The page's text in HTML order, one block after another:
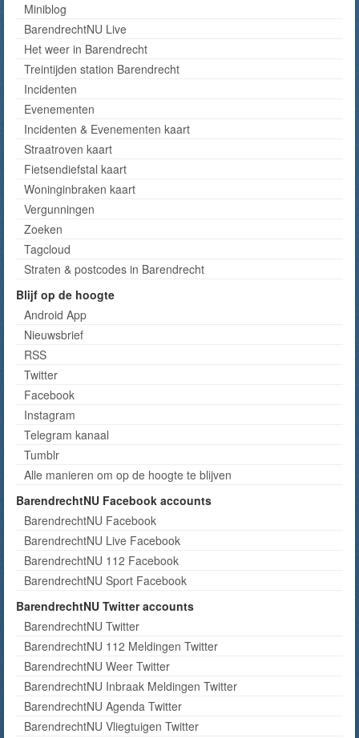
Miniblog
BarendrechtNU Live
Het weer in Barendrecht
Treintijden station Barendrecht
Incidenten
Evenementen
Incidenten & Evenementen kaart
Straatroven kaart
Fietsendiefstal kaart
Woninginbraken kaart
Vergunningen
Zoeken
Tagcloud
Straten & postcodes in Barendrecht
Blijf op de hoogte
Android App
Nieuwsbrief
RSS
Twitter
Facebook
Instagram
Telegram kanaal
Tumblr
Alle manieren om op de hoogte te blijven
BarendrechtNU Facebook accounts
BarendrechtNU Facebook
BarendrechtNU Live Facebook
BarendrechtNU 112 Facebook
BarendrechtNU Sport Facebook
BarendrechtNU Twitter accounts
BarendrechtNU Twitter
BarendrechtNU 112 Meldingen Twitter
BarendrechtNU Weer Twitter
BarendrechtNU Inbraak Meldingen Twitter
BarendrechtNU Agenda Twitter
BarendrechtNU Vliegtuigen Twitter